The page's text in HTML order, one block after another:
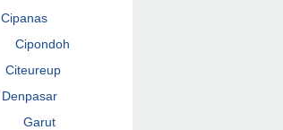
Cipanas
Cipondoh
Citeureup
Denpasar
Garut